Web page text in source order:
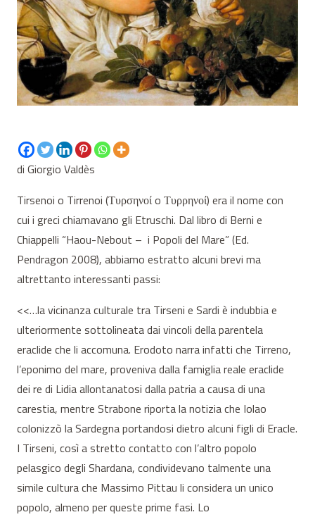
di Giorgio Valdès
Tirsenoi o Tirrenoi (Τυρσηνοί o Τυρρηνοί) era il nome con
cui i greci chiamavano gli Etruschi. Dal libro di Berni e
Chiappelli “Haou-Nebout – i Popoli del Mare” (Ed.
Pendragon 2008), abbiamo estratto alcuni brevi ma
altrettanto interessanti passi:
<<…la vicinanza culturale tra Tirseni e Sardi è indubbia e
ulteriormente sottolineata dai vincoli della parentela
eraclide che li accomuna. Erodoto narra infatti che Tirreno,
l’eponimo del mare, proveniva dalla famiglia reale eraclide
dei re di Lidia allontanatosi dalla patria a causa di una
carestia, mentre Strabone riporta la notizia che Iolao
colonizzò la Sardegna portandosi dietro alcuni figli di Eracle.
I Tirseni, così a stretto contatto con l’altro popolo
pelasgico degli Shardana, condividevano talmente una
simile cultura che Massimo Pittau li considera un unico
popolo, almeno per queste prime fasi. Lo